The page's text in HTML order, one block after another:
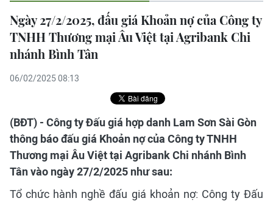
Ngày 27/2/2025, đấu giá Khoản nợ của Công ty
TNHH Thương mại Âu Việt tại Agribank Chi
nhánh Bình Tân
06/02/2025 08:13
(BĐT) - Công ty Đấu giá hợp danh Lam Sơn Sài Gòn
thông báo đấu giá Khoản nợ của Công ty TNHH
Thương mại Âu Việt tại Agribank Chi nhánh Bình
Tân vào ngày 27/2/2025 như sau:
Tổ chức hành nghề đấu giá khoản nợ: Công ty Đấu